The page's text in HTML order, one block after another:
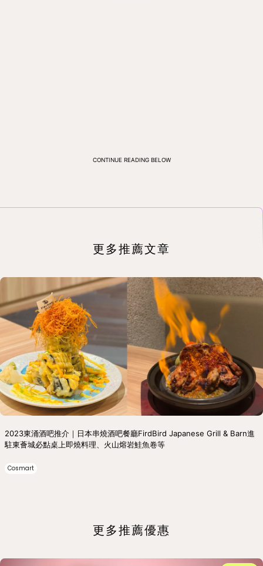
CONTINUE READING BELOW
更多推薦文章
2023東涌酒吧推介｜日本串燒酒吧餐廳FirdBird Japanese Grill & Barn進
駐東薈城必點桌上即燒料理、火山熔岩鮭魚卷等
Cosmart
更多推薦優惠